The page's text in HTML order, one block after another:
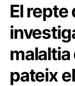
El repte
malaltia
pateix